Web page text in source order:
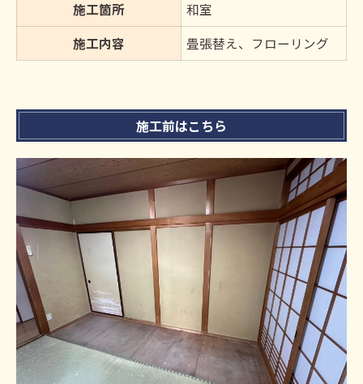
施工箇所
和室
施工内容
畳張替え、フローリング
施工前はこちら